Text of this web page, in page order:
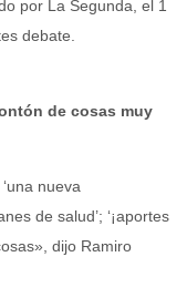
por La Segunda, el 1
debate.
de cosas muy
nueva
de salud’; ‘¡aportes
dijo Ramiro